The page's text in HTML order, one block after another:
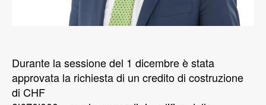
Durante la sessione del 1 dicembre è stata
approvata la richiesta di un credito di costruzione
di CHF